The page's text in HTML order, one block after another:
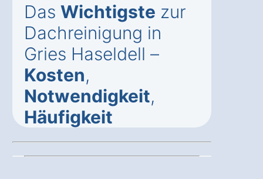
Das Wichtigste zur
Dachreinigung in
Gries Haseldell –
Kosten,
Notwendigkeit,
Häufigkeit